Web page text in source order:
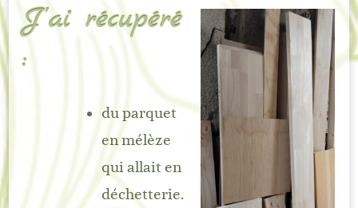
J’ai récupéré
:
du parquet
en mélèze
qui allait en
déchetterie.